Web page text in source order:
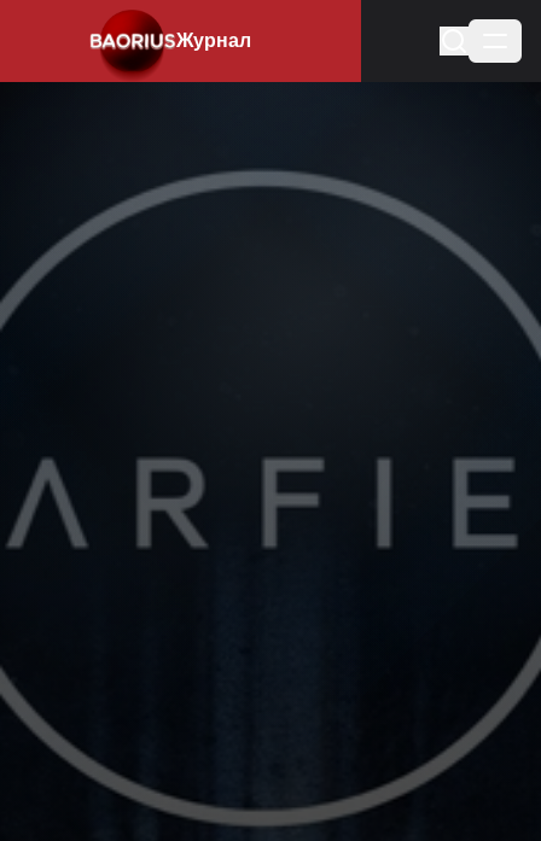
Журнал